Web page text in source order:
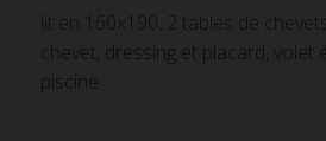
lit en 160x190, 2 tables de
chevet, dressing et placard, volet